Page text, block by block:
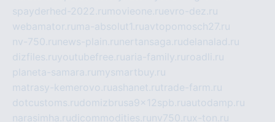
spayderhed-2022.ru movieone.ruevro-dez.ru
webamator.ru ma-absolut1.ruavtopomosch27.ru
nv-750.ru news-plain.ru nertansaga.rudelanalad.ru
dizfiles.ruyoutubefree.ruaria-family.ru roadli.ru
planeta-samara.ru mysmartbuy.ru
matrasy-kemerovo.ruashanet.rutrade-farm.ru
dotcustoms.rudomizbrusa9x12spb.ruautodamp.ru
narasimha.rudjcommodities.ru nv750.rux-ton.ru